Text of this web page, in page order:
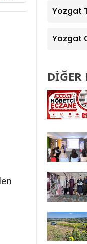
Yozgat
Yozgat
DİĞER